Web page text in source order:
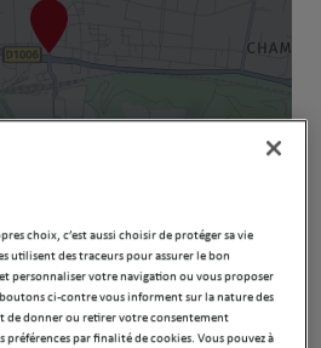
| Map ©2026
choix, c’est aussi choisir de protéger sa vie
utilisent des traceurs pour assurer le bon
personnaliser votre navigation ou vous proposer
ci-contre vous informent sur la nature des
de donner ou retirer votre consentement
par finalité de cookies. Vous pouvez à